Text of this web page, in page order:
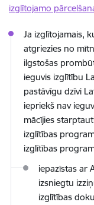
izglītojamo
Ja izglītojamais,
atgriezies no
ilgstošas
ieguvis izglītību
pastāvīgu dzīvi
iepriekš nav
mācījies
izglītības
izglītības
iepazīstas ar
izsniegtu
izglītības